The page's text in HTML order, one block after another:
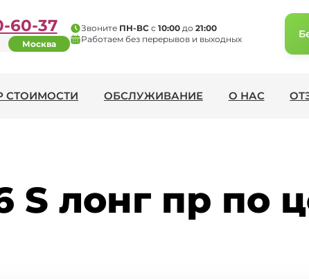
60-37
Москва
Звоните ПН-ВСс 10:00до 21:00
Работаем без перерывов и выходных
СТОИМОСТИ ОБСЛУЖИВАНИЕ О НАС
S лонг пр по